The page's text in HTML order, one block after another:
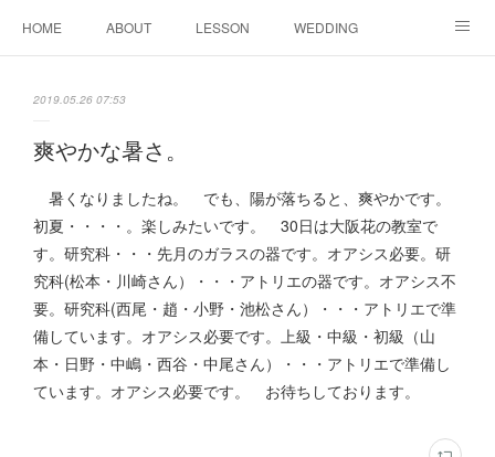
HOME ABOUT LESSON WEDDING
2019.05.26 07:53
爽やかな暑さ。
暑くなりましたね。 でも、陽が落ちると、爽やかです。
初夏・・・・。楽しみたいです。 30日は大阪花の教室で
す。研究科・・・先月のガラスの器です。オアシス必要。研
究科(松本・川崎さん）・・・アトリエの器です。オアシス不
要。研究科(西尾・趙・小野・池松さん）・・・アトリエで準
備しています。オアシス必要です。上級・中級・初級（山
本・日野・中嶋・西谷・中尾さん）・・・アトリエで準備し
ています。オアシス必要です。 お待ちしております。